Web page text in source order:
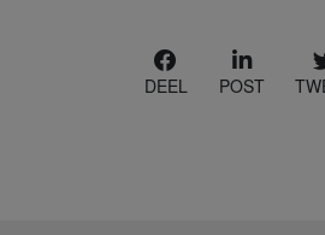
DEEL POST